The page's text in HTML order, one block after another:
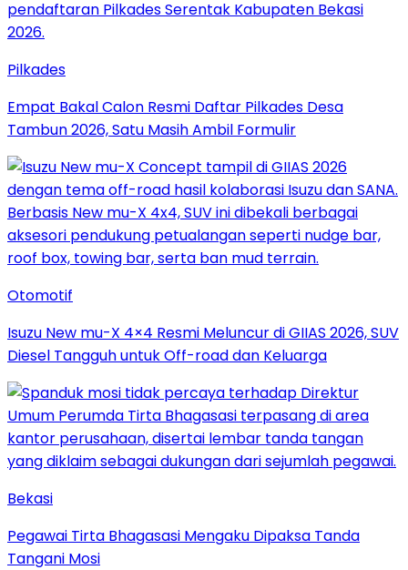
Pilkades
Empat Bakal Calon Resmi Daftar Pilkades Desa
Tambun 2026, Satu Masih Ambil Formulir
Otomotif
Isuzu New mu-X 4×4 Resmi Meluncur di GIIAS 2026, SUV
Diesel Tangguh untuk Off-road dan Keluarga
Bekasi
Pegawai Tirta Bhagasasi Mengaku Dipaksa Tanda
Tangani Mosi